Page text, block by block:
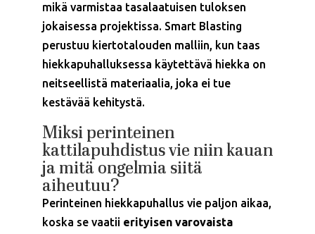
mikä varmistaa tasalaatuisen tuloksen
jokaisessa projektissa. Smart Blasting
perustuu kiertotalouden malliin, kun taas
hiekkapuhalluksessa käytettävä hiekka on
neitseellistä materiaalia, joka ei tue
kestävää kehitystä.
Miksi perinteinen
kattilapuhdistus vie niin kauan
ja mitä ongelmia siitä
aiheutuu?
Perinteinen hiekkapuhallus vie paljon aikaa,
koska se vaatii erityisen varovaista